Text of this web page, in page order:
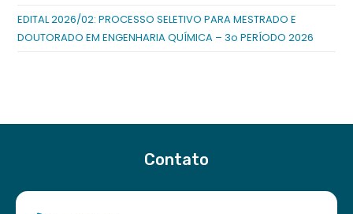
EDITAL 2026/02: PROCESSO SELETIVO PARA MESTRADO E
DOUTORADO EM ENGENHARIA QUÍMICA – 3o PERÍODO 2026
Contato